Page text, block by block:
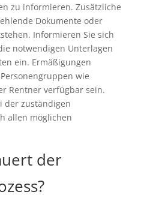
zu informieren. Zusätzliche
Dokumente oder
Informieren Sie sich
notwendigen Unterlagen
ein. Ermäßigungen
wie
Rentner verfügbar sein.
der zuständigen
allen möglichen
der